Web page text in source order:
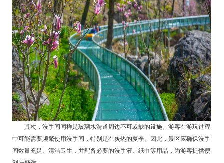
其次，洗手间同样是玻璃水滑道周边不可或缺的设施。游客在游玩过程
中可能需要频繁使用洗手间，特别是在炎热的夏季。因此，景区应确保洗手
间数量充足、清洁卫生，并配备必要的洗手液、纸巾等用品，为游客提供便